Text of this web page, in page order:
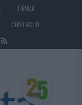
TIENDA
CONTACTO